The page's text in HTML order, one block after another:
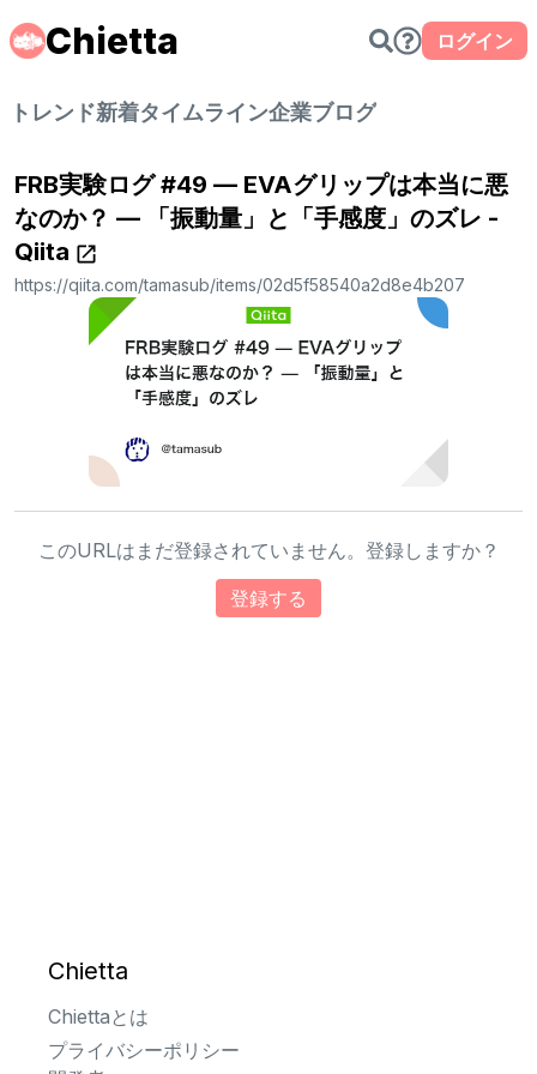
Chietta ログイン
トレンド新着タイムライン企業ブログ
FRB実験ログ #49 — EVAグリップは本当に悪
なのか？ — 「振動量」と「手感度」のズレ -
Qiita
https://qiita.com/tamasub/items/02d5f58540a2d8e4b207
このURLはまだ登録されていません。登録しますか？
登録する
Chietta
Chiettaとは
プライバシーポリシー